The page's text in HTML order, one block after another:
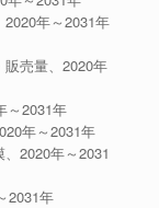
年～2031年
売量、2020年
2031年
年～2031年
2020年～2031
2031年